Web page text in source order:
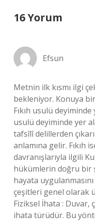
16 Yorum
Efsun
Metnin ilk kısmı ilgi
bekleniyor. Konuya
Fıkıh usulü deyiminde
usulü deyiminde yer
tafsîlî delillerden
anlamına gelir. Fıkıh
davranışlarıyla ilgili
hükümlerin doğru bir
hayata
çeşitleri genel olarak
Fiziksel İhata : Duvar,
ihata türüdür. Bu